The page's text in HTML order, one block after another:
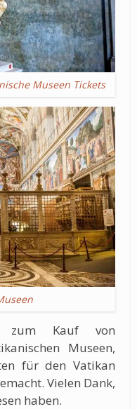
Museen Tickets
zum Kauf von
Museen,
für den Vatikan
Vielen Dank,
haben.